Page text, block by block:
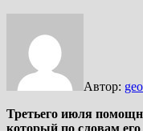
Автор:
Третьего июля
который по словам